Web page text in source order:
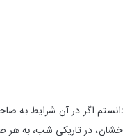
اگر در آن شرایط به
در تاریكی شب، به